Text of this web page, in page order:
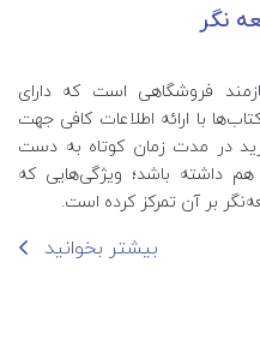
نگر
فروشگاهی است که دارای
با ارائه اطلاعات کافی جهت
در مدت زمان کوتاه به دست
داشته باشد؛ ویژگی‌هایی که
بر آن تمرکز کرده است.
بیشتر بخوانید